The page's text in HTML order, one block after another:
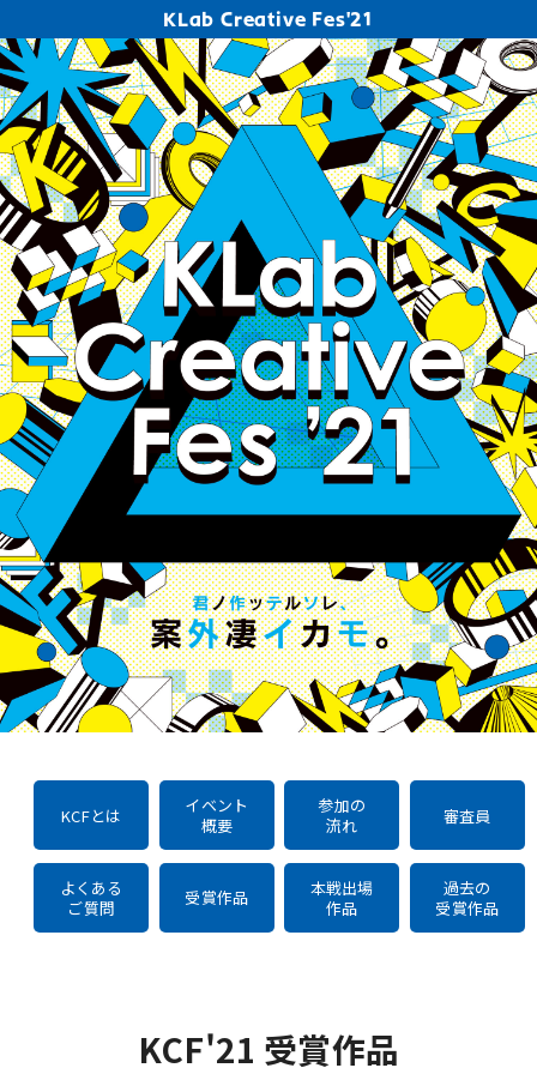
KLab Creative Fes'21
KCFとは
イベント
概要
参加の
流れ
審査員
よくある
ご質問
受賞作品
本戦出場
作品
過去の
受賞作品
KCF'21 受賞作品